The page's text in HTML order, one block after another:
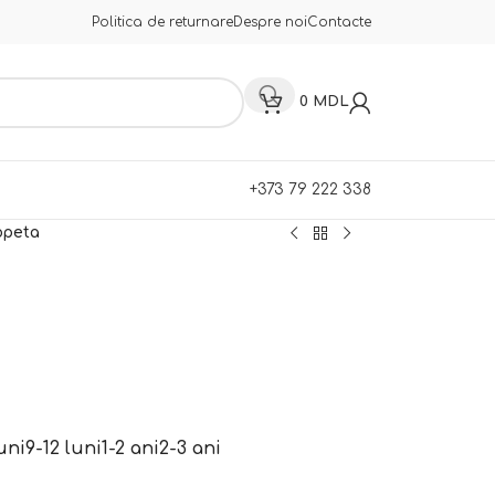
Politica de returnareDespre noiContacte
0 MDL
+373 79 222 338
9-12 luni1-2 ani2-3 ani